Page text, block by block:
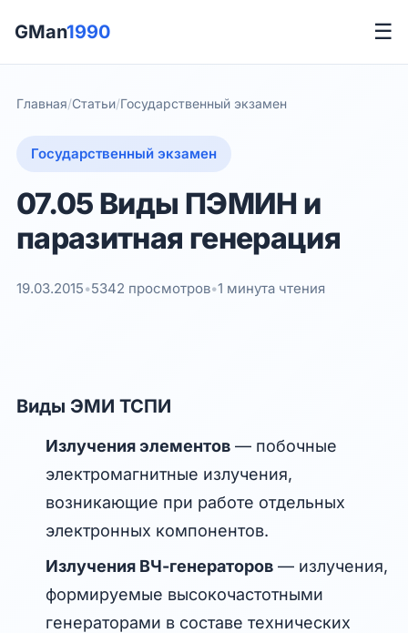
GMan1990 ☰
Главная/Статьи/Государственный экзамен
Государственный экзамен
07.05 Виды ПЭМИН и
паразитная генерация
19.03.2015•5342 просмотров•1 минута чтения
Виды ЭМИ ТСПИ
Излучения элементов— побочные
электромагнитные излучения,
возникающие при работе отдельных
электронных компонентов.
Излучения ВЧ-генераторов— излучения,
формируемые высокочастотными
генераторами в составе технических